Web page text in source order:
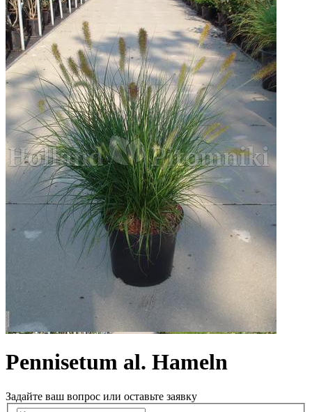
Pennisetum al. Hameln
Задайте ваш вопрос или оставьте заявку